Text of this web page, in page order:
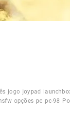
jogo joypad
opções pc pc-98